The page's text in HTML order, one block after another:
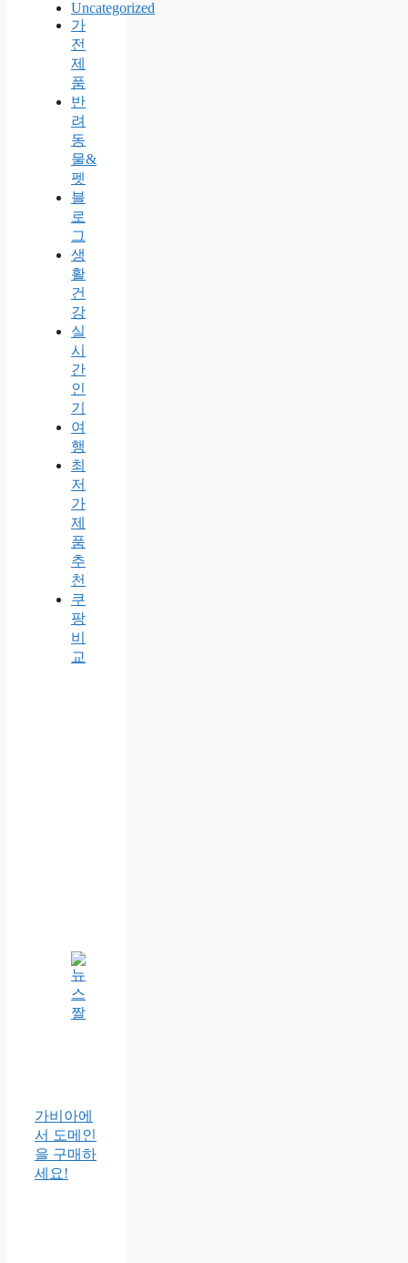
Uncategorized
가
전
제
품
반
려
동
물&
펫
블
로
그
생
활
건
강
실
시
간
인
기
여
행
최
저
가
제
품
추
천
쿠
팡
비
교
가비아에
서 도메인
을 구매하
세요!